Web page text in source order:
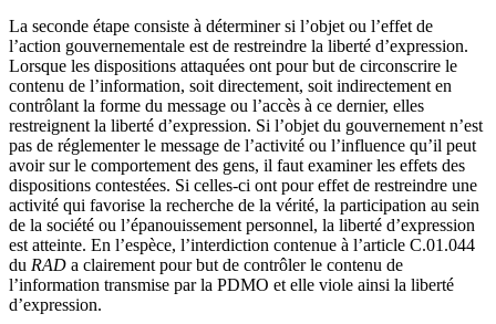
La seconde étape consiste à déterminer si l’objet ou l’effet de
l’action gouvernementale est de restreindre la liberté d’expression.
Lorsque les dispositions attaquées ont pour but de circonscrire le
contenu de l’information, soit directement, soit indirectement en
contrôlant la forme du message ou l’accès à ce dernier, elles
restreignent la liberté d’expression. Si l’objet du gouvernement n’est
pas de réglementer le message de l’activité ou l’influence qu’il peut
avoir sur le comportement des gens, il faut examiner les effets des
dispositions contestées. Si celles-ci ont pour effet de restreindre une
activité qui favorise la recherche de la vérité, la participation au sein
de la société ou l’épanouissement personnel, la liberté d’expression
est atteinte. En l’espèce, l’interdiction contenue à l’article C.01.044
du RAD a clairement pour but de contrôler le contenu de
l’information transmise par la PDMO et elle viole ainsi la liberté
d’expression.